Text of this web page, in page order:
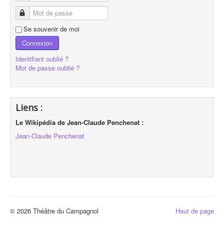
Mot de passe
Se souvenir de moi
Connexion
Identifiant oublié ?
Mot de passe oublié ?
Liens :
Le Wikipédia de Jean-Claude Penchenat :
Jean-Claude Penchenat
Haut de page
© 2026 Théâtre du Campagnol